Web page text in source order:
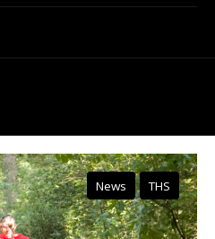
News THS